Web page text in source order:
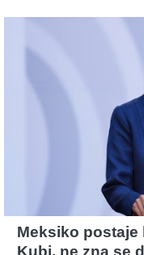
Meksiko